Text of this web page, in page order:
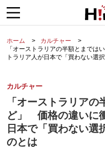
ホーム
カルチャー
「オーストラリアの半額とまで
トラリア人が日本で「買わない選
カルチャー
「オーストラリア
ど」 価格の違いに
日本で「買わない選
のとは